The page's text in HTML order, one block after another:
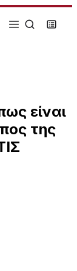
είναι
της